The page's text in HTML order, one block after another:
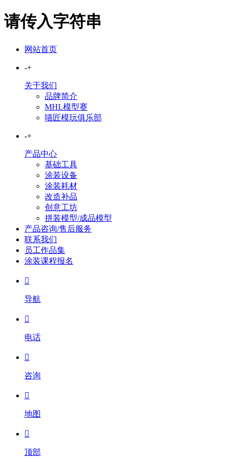
请传入字符串
网站首页
-+
关于我们
品牌简介
MHL模型赛
喵匠模玩俱乐部
-+
产品中心
基础工具
涂装设备
涂装耗材
改造补品
创意工坊
拼装模型/成品模型
产品咨询/售后服务
联系我们
员工作品集
涂装课程报名

导航

电话

咨询

地图

顶部